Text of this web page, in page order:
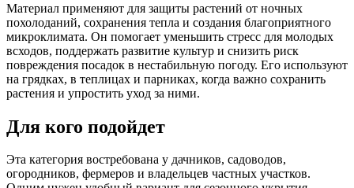
Материал применяют для защиты растений от ночных
похолоданий, сохранения тепла и создания благоприятного
микроклимата. Он помогает уменьшить стресс для молодых
всходов, поддержать развитие культур и снизить риск
повреждения посадок в нестабильную погоду. Его используют
на грядках, в теплицах и парниках, когда важно сохранить
растения и упростить уход за ними.
Для кого подойдет
Эта категория востребована у дачников, садоводов,
огородников, фермеров и владельцев частных участков.